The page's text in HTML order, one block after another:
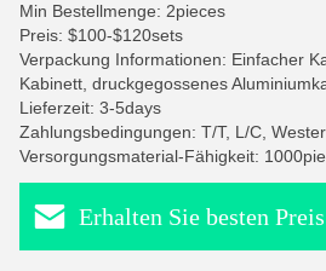
Min Bestellmenge: 2pieces
Preis: $100-$120sets
Verpackung Informationen: Einfacher
Kabinett, druckgegossenes
Lieferzeit: 3-5days
Zahlungsbedingungen: T/T, L/C,
Versorgungsmaterial-Fähigkeit:
Erhalten Sie besten Preis